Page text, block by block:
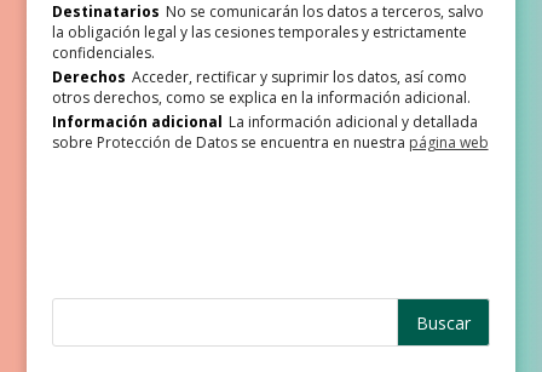
Destinatarios No se comunicarán los datos a terceros, salvo
la obligación legal y las cesiones temporales y estrictamente
confidenciales.
Derechos Acceder, rectificar y suprimir los datos, así como
otros derechos, como se explica en la información adicional.
Información adicional La información adicional y detallada
sobre Protección de Datos se encuentra en nuestra página web